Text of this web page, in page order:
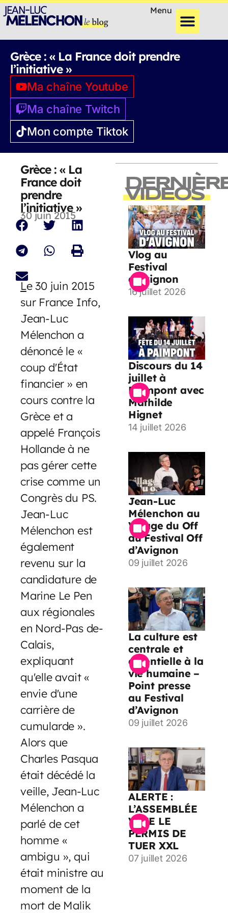
Menu
Grèce : « La France doit prendre
l’initiative »
Ma chaîne Youtube
Ma chaîne Twitch
Mon compte Tiktok
Grèce : « La
France doit
prendre
l’initiative »
30 juin 2015
Le 30 juin 2015
sur France Info,
Jean-Luc
Mélenchon a
dénoncé le «
coup d'État
financier » en
cours contre la
Grèce et a
appelé François
Hollande à ne
pas gérer cette
crise comme un
Congrès du PS.
Jean-Luc
Mélenchon est
également
revenu sur la
candidature de
Marine Le Pen
aux régionales
en Nord-Pas de-
Calais,
expliquant
qu'elle avait «
envie d'une
carrière de
cumularde ».
Alors que
Charles Pasqua
était décédé la
veille, Jean-Luc
Mélenchon a
parlé de cet
homme «
ambigu », qui
était ministre au
moment de la
mort de Malik
VIDEOS
Vlog au
Festival
d’Avignon
16 juillet 2026
Discours du 14
juillet à
Paimpont avec
Mathilde
Hignet
14 juillet 2026
Jean-Luc
Mélenchon au
Village du Off
du Festival Off
d’Avignon
09 juillet 2026
La culture est
centrale et
essentielle à la
vie humaine –
Point presse
au Festival
d’Avignon
09 juillet 2026
ALERTE :
L’ASSEMBLÉE
VOTE LE
PERMIS DE
TUER XXL
07 juillet 2026